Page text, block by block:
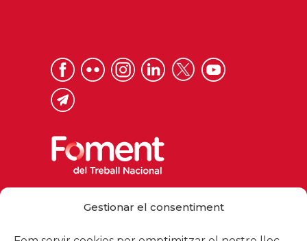
Gestionar el consentiment
foment@foment.com